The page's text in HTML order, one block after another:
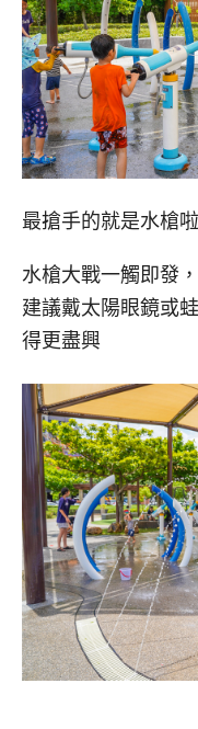
最搶手的就是水槍
水槍大戰一觸即發
建議戴太陽眼鏡或
得更盡興